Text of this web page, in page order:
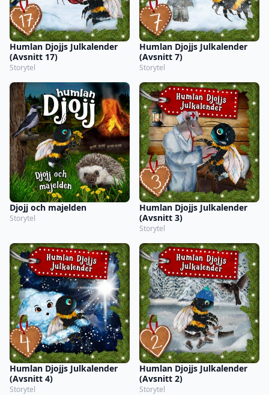
Humlan Djojjs Julkalender
(Avsnitt 17)
Storytel
Humlan Djojjs Julkalender
(Avsnitt 7)
Storytel
Djojj och majelden
Storytel
Humlan Djojjs Julkalender
(Avsnitt 3)
Storytel
Humlan Djojjs Julkalender
(Avsnitt 4)
Storytel
Humlan Djojjs Julkalender
(Avsnitt 2)
Storytel